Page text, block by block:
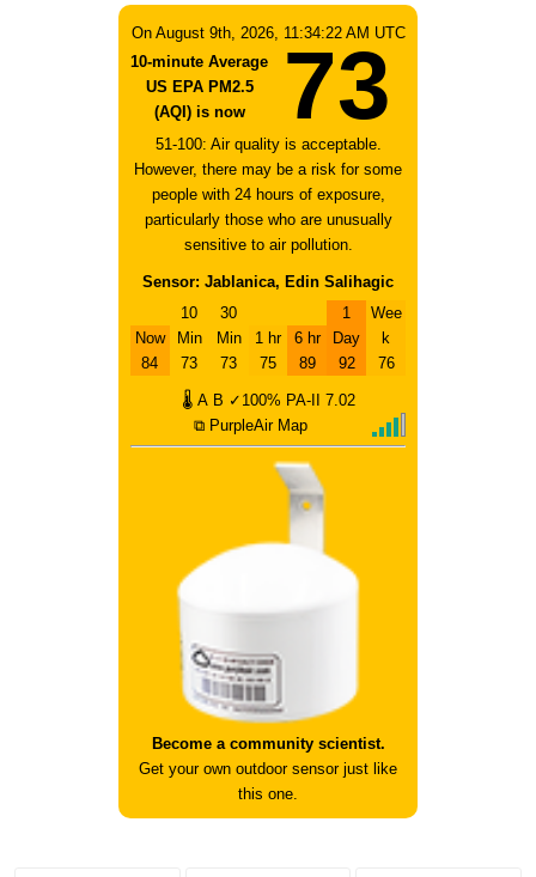
On August 9th, 2026, 11:34:22 AM UTC
10-minute Average
US EPA PM2.5
(AQI) is now
73
51-100: Air quality is acceptable.
However, there may be a risk for some
people with 24 hours of exposure,
particularly those who are unusually
sensitive to air pollution.
Sensor: Jablanica, Edin Salihagic
Now
84
10
Min
73
30
Min
73
1 hr
75
6 hr
89
1
Day
92
Wee
k
76
🌡 A B ✓100% PA-II
7.02
⧉ PurpleAir Map
Become a community scientist.
Get your own outdoor sensor just like
this one.